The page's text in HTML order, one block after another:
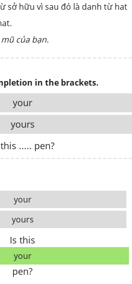
sở hữu vì sau đó là danh từ hat
của bạn.
in the brackets.
your
yours
..... pen?
your
yours
Is this
your
pen?